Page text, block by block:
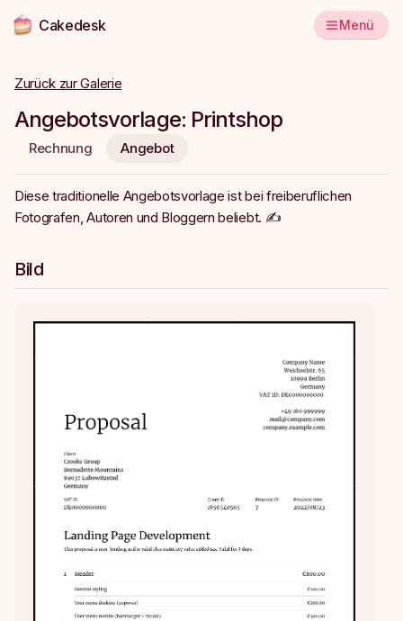
Cakedesk Menü
Zurück zur Galerie
Angebotsvorlage: Printshop
Rechnung Angebot
Diese traditionelle Angebotsvorlage ist bei freiberuflichen
Fotografen, Autoren und Bloggern beliebt. ✍️
Bild